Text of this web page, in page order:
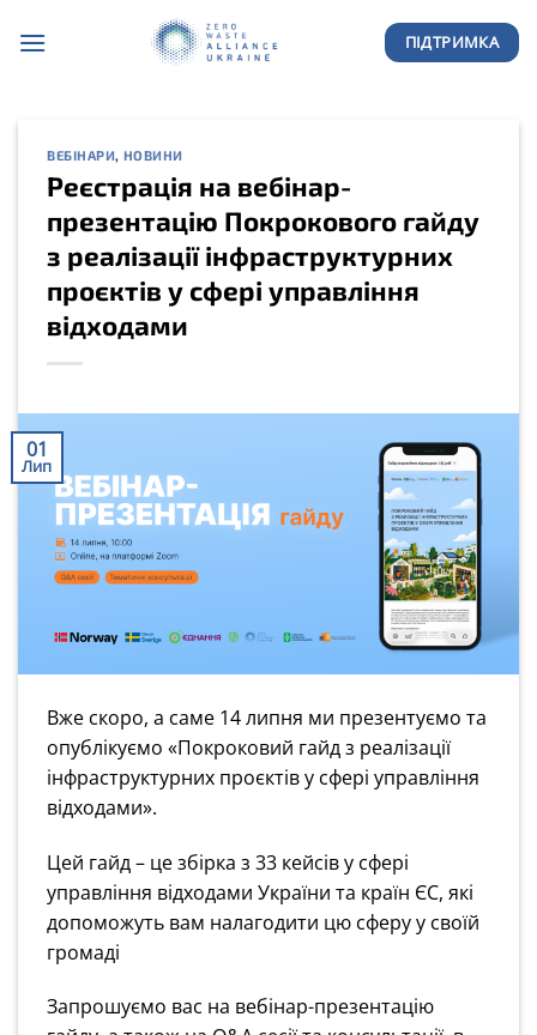
ПІДТРИМКА
ВЕБІНАРИ, НОВИНИ
Реєстрація на вебінар-
презентацію Покрокового гайду
з реалізації інфраструктурних
проєктів у сфері управління
відходами
01
Лип
Вже скоро, а саме 14 липня ми презентуємо та
опублікуємо «Покроковий гайд з реалізації
інфраструктурних проєктів у сфері управління
відходами».
Цей гайд – це збірка з 33 кейсів у сфері
управління відходами України та країн ЄС, які
допоможуть вам налагодити цю сферу у своїй
громаді
Запрошуємо вас на вебінар-презентацію